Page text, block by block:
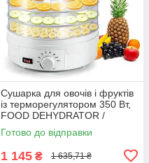
Сушарка для овочів і фруктів
із терморегулятором 350 Вт,
FOOD DEHYDRATOR /
Сушарка для овочів
Готово до відправки
1 145 ₴ 1 635,71 ₴